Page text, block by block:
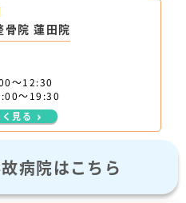
骨院 蓮田院
～12:30
～19:30
見る
病院はこちら